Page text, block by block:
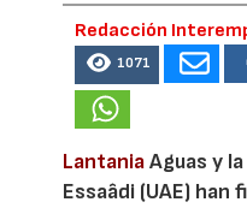
Redacción
1071
LantaniaAguas y
Essaâdi (UAE) han